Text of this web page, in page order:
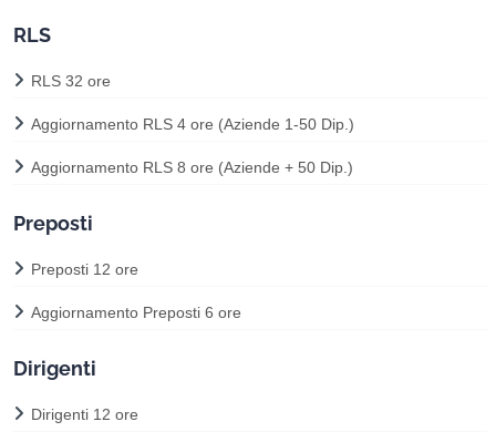
RLS
RLS 32 ore
Aggiornamento RLS 4 ore (Aziende 1-50 Dip.)
Aggiornamento RLS 8 ore (Aziende + 50 Dip.)
Preposti
Preposti 12 ore
Aggiornamento Preposti 6 ore
Dirigenti
Dirigenti 12 ore